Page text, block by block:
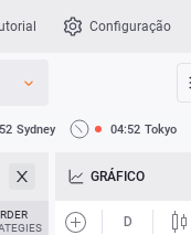
Configuração
Sydney 04:52 Tokyo
GRÁFICO